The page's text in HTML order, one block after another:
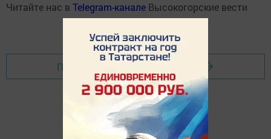
Читайте нас в Telegram-канале Высокогорские вести
Перейти на страницу новости